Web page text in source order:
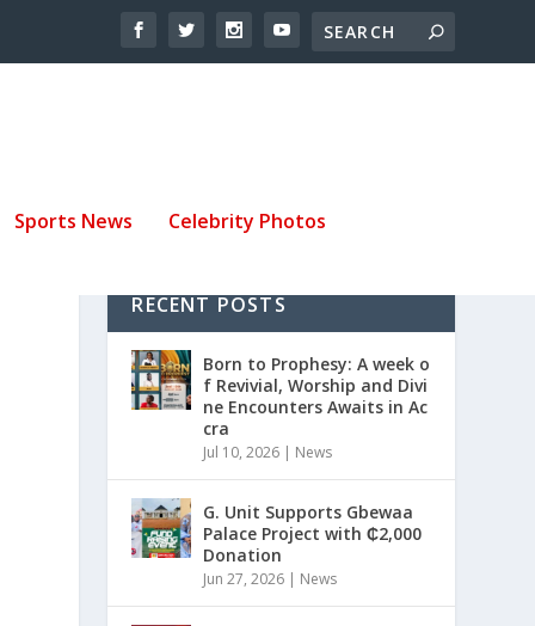
Sports News Celebrity Photos
RECENT POSTS
Born to Prophesy: A week o
f Revivial, Worship and Divi
ne Encounters Awaits in Ac
cra
Jul 10, 2026 | News
G. Unit Supports Gbewaa
Palace Project with ₵2,000
Donation
Jun 27, 2026 | News